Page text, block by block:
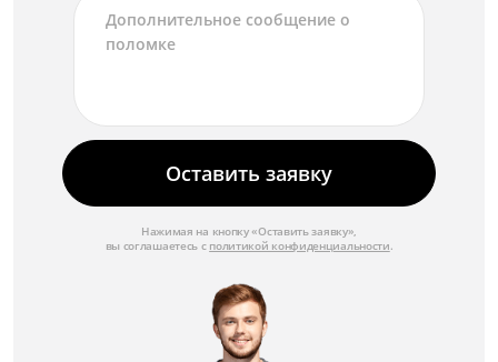
Оставить заявку
Нажимая на кнопку «Оставить заявку»,
вы соглашаетесь с политикой конфиденциальности.